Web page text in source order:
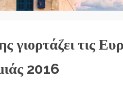
γιορτάζει τις
2016